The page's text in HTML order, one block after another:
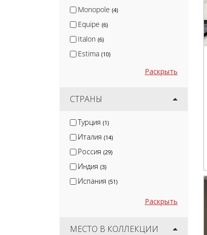
Monopole (4)
Equipe (6)
Italon (6)
Estima (10)
Colorker
Aparici (1)
Ape
Раскрыть
СТРАНЫ
Турция (1)
Италия (14)
Россия (29)
Индия (3)
Испания (51)
Раскрыть
МЕСТО В КОЛЛЕКЦИИ